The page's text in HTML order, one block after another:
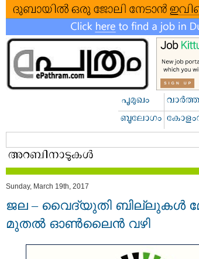
Sunday, March 19th, 2017
ജല – വൈദ്യുതി ബില്ലുകള്‍
മുതൽ ഓൺലൈൻ വഴി